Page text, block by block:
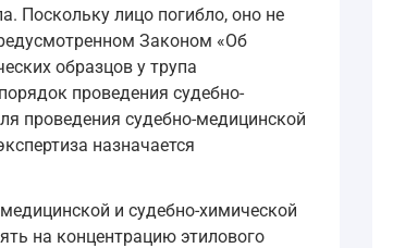
Поскольку лицо погибло, оно не
Законом «Об
образцов у трупа
проведения судебно-
проведения судебно-медицинской
назначается
и судебно-химической
на концентрацию этилового